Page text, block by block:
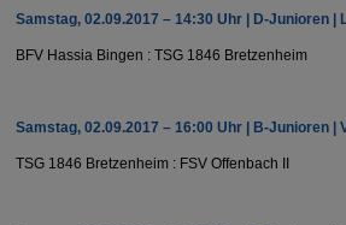
Samstag, 02.09.2017 – 14:30 Uhr | D-Junioren |
BFV Hassia Bingen : TSG 1846 Bretzenheim
Samstag, 02.09.2017 – 16:00 Uhr | B-Junioren |
TSG 1846 Bretzenheim : FSV Offenbach II